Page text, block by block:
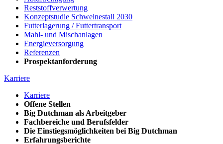
Reststoffverwertung
Konzeptstudie Schweinestall 2030
Futterlagerung / Futtertransport
Mahl- und Mischanlagen
Energieversorgung
Referenzen
Prospektanforderung
Karriere
Karriere
Offene Stellen
Big Dutchman als Arbeitgeber
Fachbereiche und Berufsfelder
Die Einstiegsmöglichkeiten bei Big Dutchman
Erfahrungsberichte